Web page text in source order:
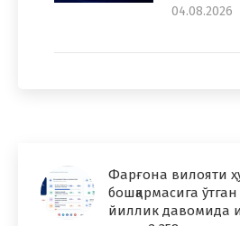
04.08.2026
Фарғона вилояти
бошқармасига
йиллик давомида